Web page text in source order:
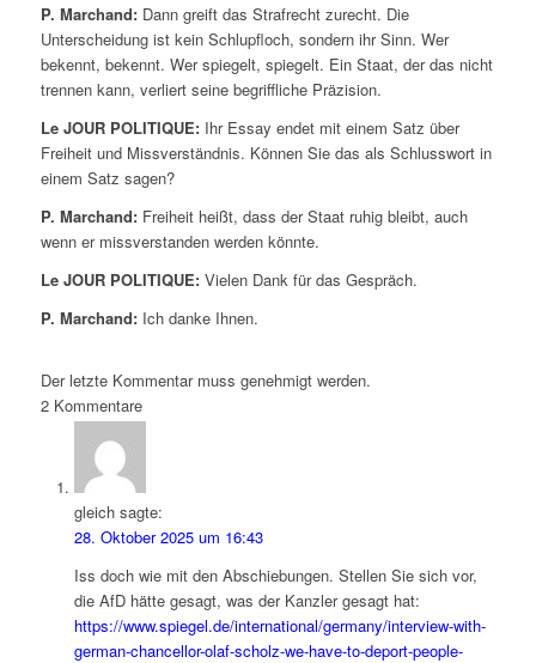
P. Marchand: Dann greift das Strafrecht zurecht. Die
Unterscheidung ist kein Schlupfloch, sondern ihr Sinn. Wer
bekennt, bekennt. Wer spiegelt, spiegelt. Ein Staat, der das nicht
trennen kann, verliert seine begriffliche Präzision.
Le JOUR POLITIQUE:Ihr Essay endet mit einem Satz über
Freiheit und Missverständnis. Können Sie das als Schlusswort in
einem Satz sagen?
P. Marchand: Freiheit heißt, dass der Staat ruhig bleibt, auch
wenn er missverstanden werden könnte.
Le JOUR POLITIQUE:Vielen Dank für das Gespräch.
P. Marchand: Ich danke Ihnen.
Der letzte Kommentar muss genehmigt werden.
2 Kommentare
gleich sagte:
28. Oktober 2025 um 16:43
Iss doch wie mit den Abschiebungen. Stellen Sie sich vor,
die AfD hätte gesagt, was der Kanzler gesagt hat:
https://www.spiegel.de/international/germany/interview-with-
german-chancellor-olaf-scholz-we-have-to-deport-people-